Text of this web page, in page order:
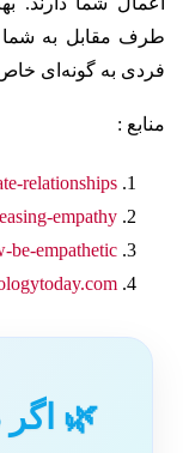
طرف مقابل به شما
فردی به گونه‌ای
منابع :
relationships
empathy
be-empathetic
🌿 اگر